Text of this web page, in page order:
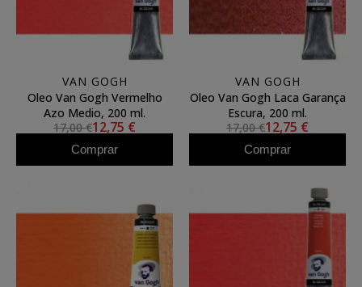
VAN GOGH
Oleo Van Gogh Vermelho
Azo Medio, 200 ml.
17,00 €12,75 €
Comprar
VAN GOGH
Oleo Van Gogh Laca Garança
Escura, 200 ml.
17,00 €12,75 €
Comprar